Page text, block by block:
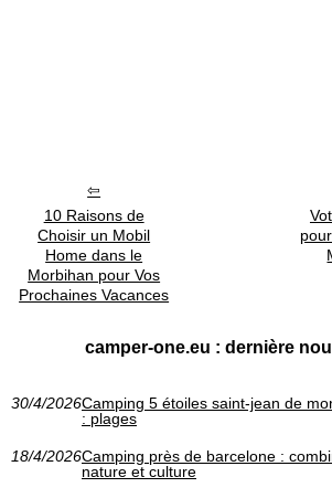
10 Raisons de
Choisir un Mobil
Home dans le
Morbihan pour Vos
Prochaines Vacances
camper-one.eu : dernière
30/4/2026Camping 5 étoiles saint-jean de
: plages
18/4/2026Camping près de barcelone :
nature et culture